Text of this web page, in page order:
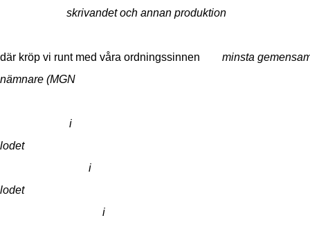
skrivandet och annan produktion
där kröp vi runt med våra ordningssinnen minsta
nämnare (MGN
i
lodet
i
lodet
i